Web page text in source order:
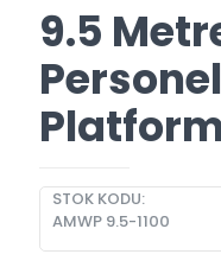
9.5
Platform
STOK KODU:
AMWP 9.5-1100